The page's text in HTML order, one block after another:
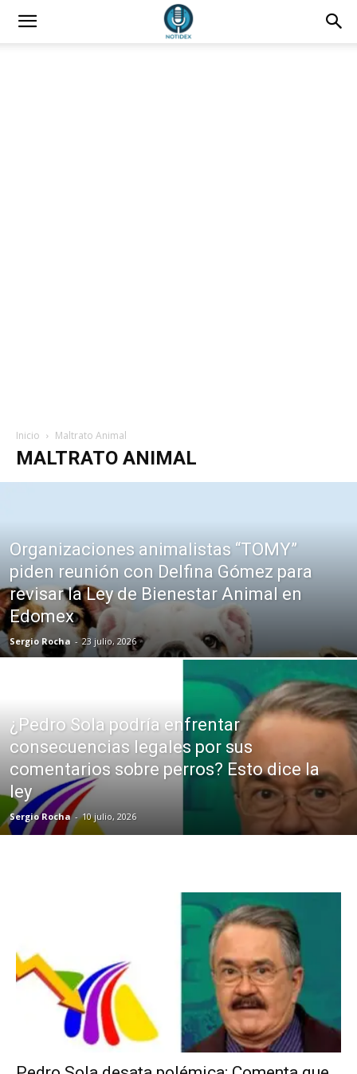
Inicio Maltrato Animal
MALTRATO ANIMAL
Organizaciones animalistas “TOMY”
piden reunión con Delfina Gómez para
revisar la Ley de Bienestar Animal en
Edomex
Sergio Rocha - 23 julio, 2026
¿Pedro Sola podría enfrentar
consecuencias legales por sus
comentarios sobre perros? Esto dice la
ley
Sergio Rocha - 10 julio, 2026